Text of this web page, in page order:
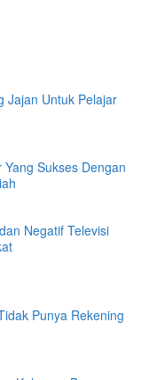
Jajan Untuk Pelajar
Sukses Dengan
Negatif Televisi
Punya Rekening